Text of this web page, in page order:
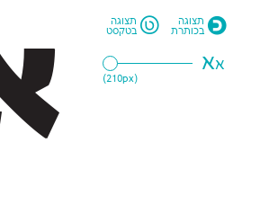
O תצוגה
בכותרת
L תצוגה
בטקסט
אא
(
210px)